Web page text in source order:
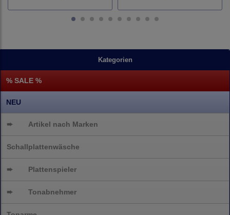
Kategorien
% SALE %
NEU
➨ Artikel nach Marken
Schallplattenwäsche
➨ Plattenspieler
➨ Tonabnehmer